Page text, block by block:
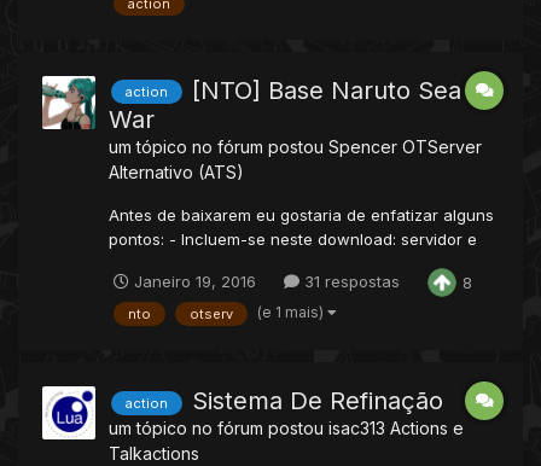
esse campo.
action
[NTO] Base Naruto Seal
War
um tópico no fórum postou Spencer OTServer
Alternativo (ATS)
Antes de baixarem eu gostaria de enfatizar alguns
pontos: - Incluem-se neste download: servidor e
servidor ( Naruto White). - Existem Alguns Bugs no
servidor e no mapa, mais nada dificil de resolver -
Janeiro 19, 2016 31 respostas 8
nto otserv (e 1 mais)
action Sistema De Refinação
um tópico no fórum postou isac313 Actions e
Talkactions